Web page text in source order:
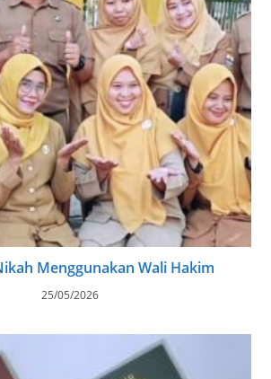
Menggunakan Wali Hakim
25/05/2026